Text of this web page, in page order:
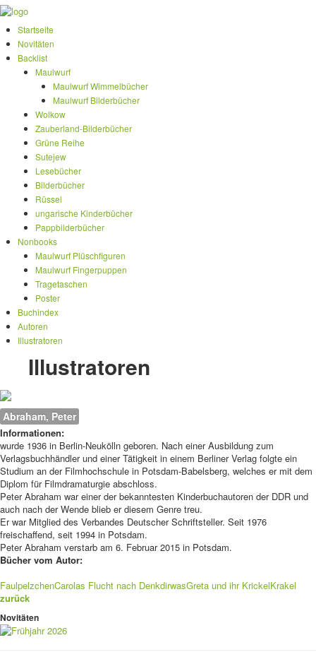
Startseite
Novitäten
Backlist
Maulwurf
Maulwurf Wimmelbücher
Maulwurf Bilderbücher
Wolkow
Zauberland-Bilderbücher
Grüne Reihe
Sutejew
Lesebücher
Bilderbücher
Rüssel
ungarische Kinderbücher
Pappbilderbücher
Nonbooks
Maulwurf Plüschfiguren
Maulwurf Fingerpuppen
Tragetaschen
Poster
Buchindex
Autoren
Illustratoren
Illustratoren
Abraham, Peter
Informationen:
wurde 1936 in Berlin-Neukölln geboren. Nach einer Ausbildung zum
Verlagsbuchhändler und einer Tätigkeit in einem Berliner Verlag folgte ein
Studium an der Filmhochschule in Potsdam-Babelsberg, welches er mit dem
Diplom für Filmdramaturgie abschloss.
Peter Abraham war einer der bekanntesten Kinderbuchautoren der DDR und
auch nach der Wende blieb er diesem Genre treu.
Er war Mitglied des Verbandes Deutscher Schriftsteller. Seit 1976
freischaffend, seit 1994 in Potsdam.
Peter Abraham verstarb am 6. Februar 2015 in Potsdam.
Bücher vom Autor:
FaulpelzchenCarolas Flucht nach DenkdirwasGreta und ihr KrickelKrakel
zurück
Novitäten